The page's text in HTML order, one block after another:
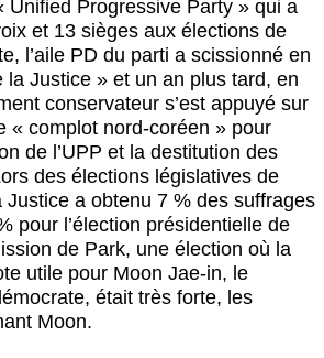
Unified Progressive Party » qui a
et 13 sièges aux élections de
l’aile PD du parti a scissionné en
la Justice » et un an plus tard, en
conservateur s’est appuyé sur
« complot nord-coréen » pour
de l’UPP et la destitution des
des élections législatives de
Justice a obtenu 7 % des suffrages
pour l’élection présidentielle de
de Park, une élection où la
utile pour Moon Jae-in, le
était très forte, les
Moon.